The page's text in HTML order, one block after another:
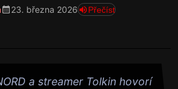
23. března 2026 Přečíst
a streamer Tolkin hovorí